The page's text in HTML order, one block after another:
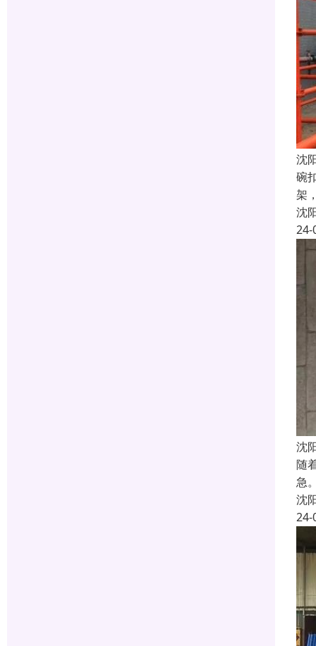
沈
碗
架
沈
24-
沈
随
急
沈
24-